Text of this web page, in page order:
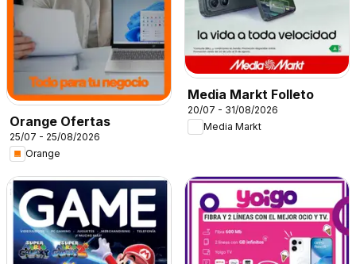
Orange Ofertas
25/07 - 25/08/2026
Orange
Media Markt Folleto
20/07 - 31/08/2026
Media Markt